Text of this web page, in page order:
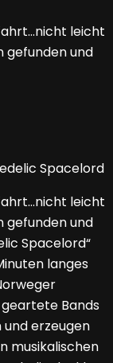
leicht
gefunden und
leicht
gefunden und
Spacelord“
langes
Bands
und erzeugen
musikalischen